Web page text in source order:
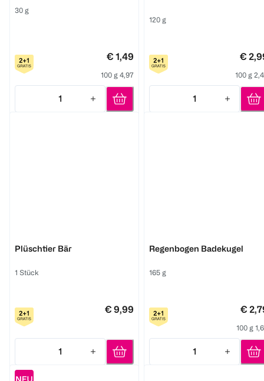
30 g
€ 1,49
100 g 4,97
1
Quantity: 1
120 g
€
100 g
1
Quantity: 1
Plüschtier Bär
1 Stück
€ 9,99
1
Quantity: 1
Regenbogen Badekugel
165 g
€
100 g
1
Quantity: 1